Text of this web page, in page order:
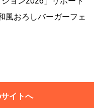
おろしバーガーフェ
イトへ